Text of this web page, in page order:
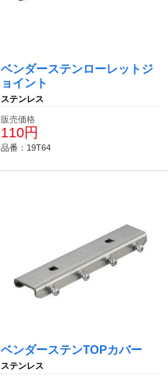
ベンダーステンローレットジ
ョイント
ステンレス
販売価格
110円
品番：19T64
ベンダーステンTOPカバー
ステンレス